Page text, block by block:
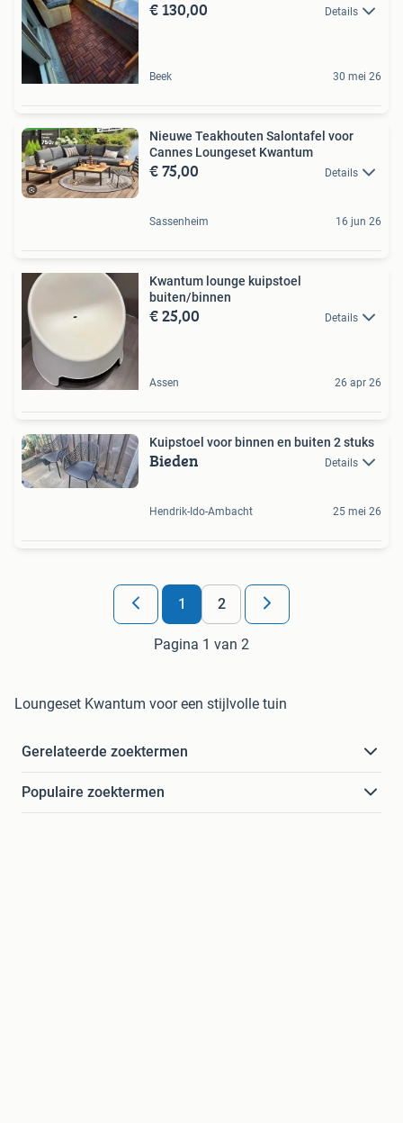
€ 130,00 Details
Beek 30 mei 26
Nieuwe Teakhouten Salontafel voor
Cannes Loungeset Kwantum
€ 75,00 Details
Sassenheim 16 jun 26
Kwantum lounge kuipstoel
buiten/binnen
€ 25,00 Details
Assen 26 apr 26
Kuipstoel voor binnen en buiten 2 stuks
Bieden Details
Hendrik-Ido-Ambacht 25 mei 26
1 2
Pagina 1 van 2
Loungeset Kwantum voor een stijlvolle tuin
Gerelateerde zoektermen
Populaire zoektermen